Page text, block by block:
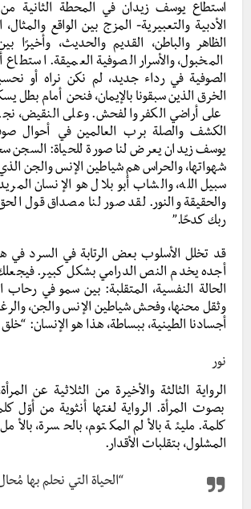
استطاع يوسف زيدان في المحطة الثانية
الأدبية والتعبيرية- المزج بين الواقع والمثال،
الظاهر والباطن، القديم والحديث، وأخيرًا
المخبول، والأسرار الصوفية العميقة. استطاع
الصوفية في رداء جديد، لم نكن نراه أو
الخرق الذين سبقونا بالإيمان، فنحن أمام بطل
على أراضي الكفر والفحش. وعلى النقيض،
الكشف والصلة برب العالمين في أحوال
يوسف زيدان يعرض لنا صورة للحياة: السجن
شهواتها، والحراس هم شياطين الإنس والجن
سبيل الله، والشاب أبو بلال هو الإنسان
والحقيقة والنور. لقد صور لنا مصداق قول
ربك كدحًا.”
قد تخلل الأسلوب بعض الرتابة في السرد في
أجده يخدم النص الدرامي بشكل كبير.
الحالة النفسية، المتقلبة: بين سمو في رحاب
وثقل محنها، وفحش شياطين الإنس والجن،
أجسادنا الطينية، ببساطة، هذا هو الإنسان: “خلق
نور
الرواية الثالثة والأخيرة من الثلاثية عن
بصوت المرأة. الرواية لغتها أنثوية من أوّل
كلمة. مليئة بالألم المكتوم، بالحسرة،
المشلول، بتقلبات الأقدار.
“الحياة التي نحلم بها